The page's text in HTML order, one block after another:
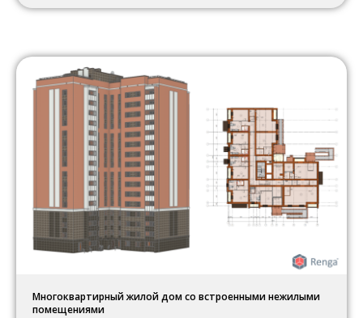
Многоквартирный жилой дом со встроенными нежилыми
помещениями